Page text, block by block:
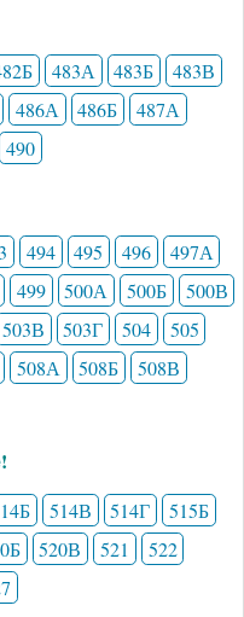
483А 483Б
483В
486А 486Б
487А
490
494 495 496
497А
499 500А 500Б
500В
503В 503Г 504
505
508А 508Б
508В
514В 514Г
515Б
520В 521
522